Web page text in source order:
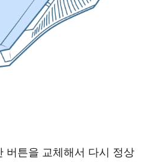
버튼을 교체해서 다시 정상